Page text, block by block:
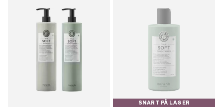
SNART PÅ LAGER